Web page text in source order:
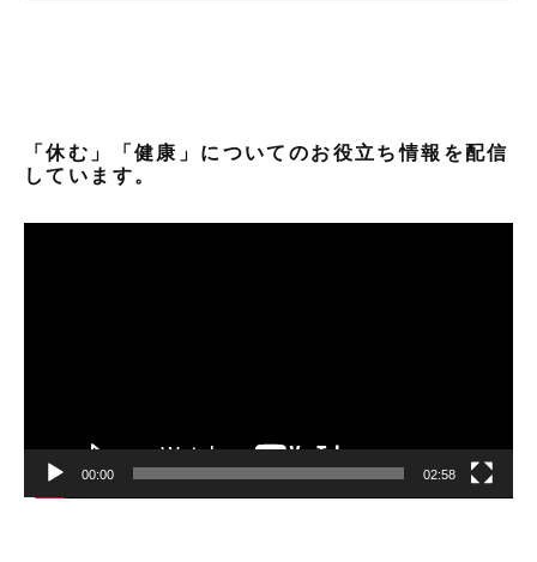
「休む」「健康」についてのお役立ち情報を配信
しています。
00:00 02:58